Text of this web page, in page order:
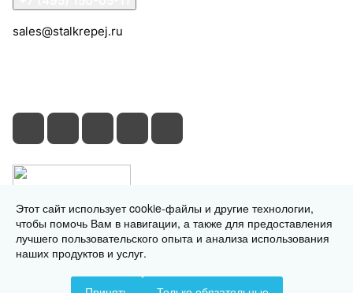
sales@stalkrepej.ru
© 2026 © 2026 © СтальКрепеж - интернет-магазин
Этот сайт использует cookie-файлы и другие технологии,
чтобы помочь Вам в навигации, а также для предоставления
лучшего пользовательского опыта и анализа использования
наших продуктов и услуг.